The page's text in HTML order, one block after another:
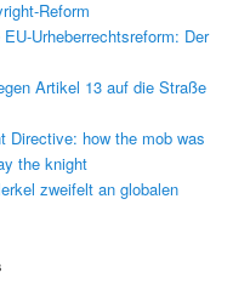
Reform
Urheberrechtsreform: Der
Artikel 13 auf die Straße
Directive: how the mob was
the knight
zweifelt an globalen